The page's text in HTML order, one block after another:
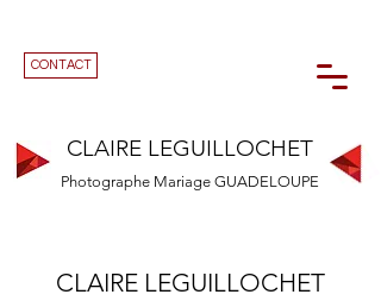
CLAIRE LEGUILLOCHET
Photographe Mariage GUADELOUPE
CONTACT
CLAIRE LEGUILLOCHET